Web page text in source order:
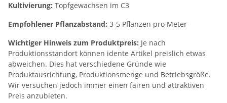
Kultivierung: Topfgewachsen im C3
Empfohlener Pflanzabstand: 3-5 Pflanzen pro Meter
Wichtiger Hinweis zum Produktpreis: Je nach
Produktionsstandort können idente Artikel preislich etwas
abweichen. Dies hat verschiedene Gründe wie
Produktausrichtung, Produktionsmenge und Betriebsgröße.
Wir versuchen jedoch immer einen fairen und attraktiven
Preis anzubieten.